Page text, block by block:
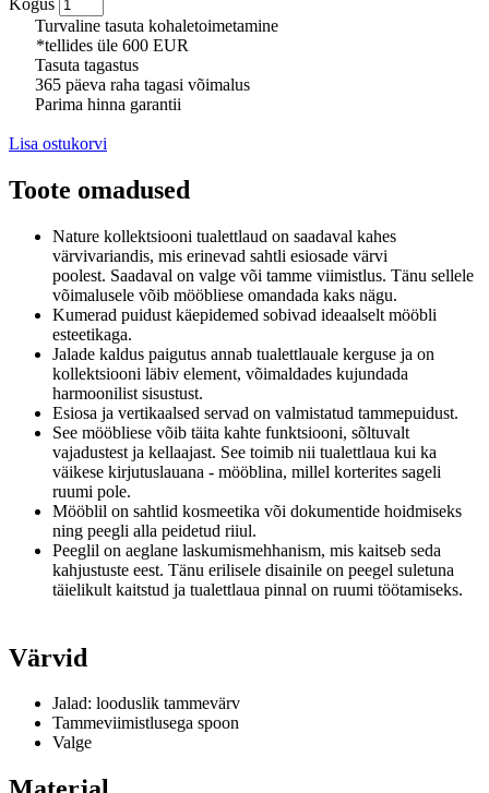
Turvaline tasuta kohaletoimetamine
*tellides üle 600 EUR
Tasuta tagastus
365 päeva raha tagasi võimalus
Parima hinna garantii
Lisa ostukorvi
Toote omadused
Nature kollektsiooni tualettlaud on saadaval kahes
värvivariandis, mis erinevad sahtli esiosade värvi
poolest. Saadaval on valge või tamme viimistlus. Tänu sellele
võimalusele võib mööbliese omandada kaks nägu.
Kumerad puidust käepidemed sobivad ideaalselt mööbli
esteetikaga.
Jalade kaldus paigutus annab tualettlauale kerguse ja on
kollektsiooni läbiv element, võimaldades kujundada
harmoonilist sisustust.
Esiosa ja vertikaalsed servad on valmistatud tammepuidust.
See mööbliese võib täita kahte funktsiooni, sõltuvalt
vajadustest ja kellaajast. See toimib nii tualettlaua kui ka
väikese kirjutuslauana - mööblina, millel korterites sageli
ruumi pole.
Mööblil on sahtlid kosmeetika või dokumentide hoidmiseks
ning peegli alla peidetud riiul.
Peeglil on aeglane laskumismehhanism, mis kaitseb seda
kahjustuste eest. Tänu erilisele disainile on peegel suletuna
täielikult kaitstud ja tualettlaua pinnal on ruumi töötamiseks.
Värvid
Jalad: looduslik tammevärv
Tammeviimistlusega spoon
Valge